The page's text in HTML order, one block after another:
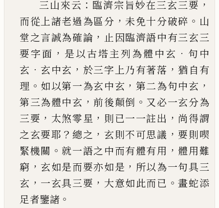
三山來云 ： 臨濟宗旨妙在三玄三要 ，
而從上諸老過為區分 ， 未免十分破碎 。 山
堂之言誠為確論 ， 止 因臨濟語中有三玄三
要字面 ， 是以古塔主列為體中玄 ． 句中
玄 ． 玄中玄 ， 於三字上乃有著落 ，猶自有
理 。 如以第一為玄中玄 ， 第二為句中玄 ，
第三為體中玄 ，前後顛倒 。 又必一玄分為
三要 ， 太煞零星 ， 則已一一註出 ， 尚得謂
之玄要耶 ？ 總之 ， 玄則不可思議 ，要則喫
緊機關 。 就一語之中而有體有用 ， 體用難
窮 ， 玄如是而要亦如是 ， 所以為一句具三
玄 ， 一玄具三要 ， 大意如此而已 。畫蛇添
足者鑒諸 。